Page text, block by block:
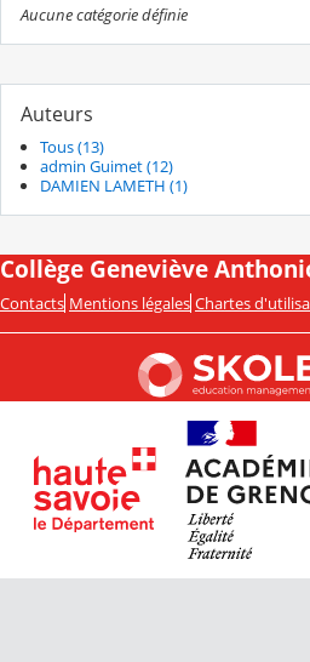
Aucune catégorie définie
Auteurs
Tous (13)
admin Guimet (12)
DAMIEN LAMETH (1)
Collège Geneviève
Contacts Mentions légales Chartes